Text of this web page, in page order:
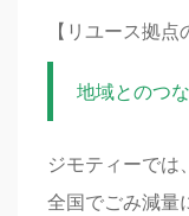
【リユース拠点
地域とのつ
ジモティーでは
全国でごみ減量